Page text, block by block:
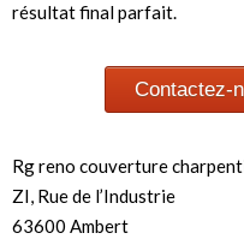
résultat final parfait.
Contactez-
Rg reno couverture
ZI, Rue de l’Industrie
63600 Ambert